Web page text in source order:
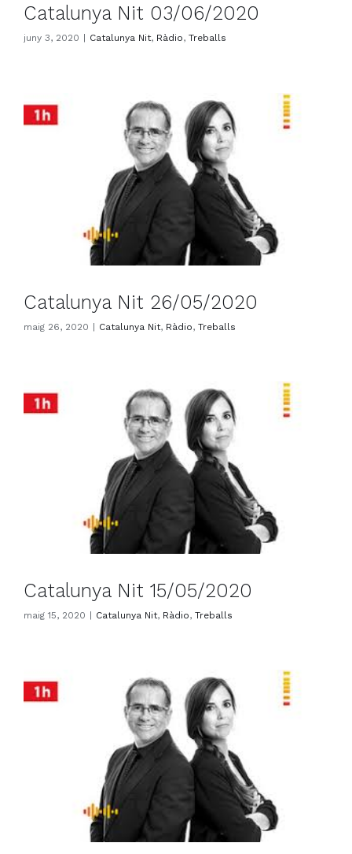
Catalunya Nit 03/06/2020
juny 3, 2020 Catalunya Nit, Ràdio, Treballs
Catalunya Nit 26/05/2020
maig 26, 2020 Catalunya Nit, Ràdio, Treballs
Catalunya Nit 15/05/2020
maig 15, 2020 Catalunya Nit, Ràdio, Treballs